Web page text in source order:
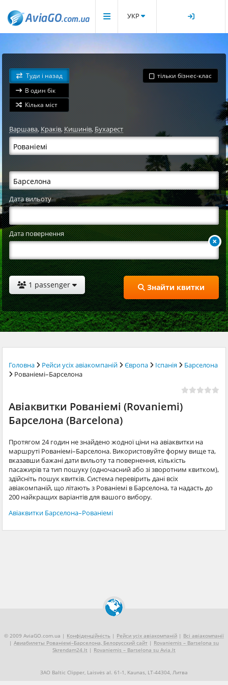
УКР
Туди і назад
В один бік
Кілька міст
тільки бізнес-клас
Варшава, Краків,Кишинів,Бухарест
Дата вильоту
Дата повернення
1 passenger Знайти квитки
Головна Рейси усіх авіакомпаній Європа Іспанія
Барселона
Рованіемі–Барселона
Авіаквитки Рованіемі (Rovaniemi)
Барселона (Barcelona)
Протягом 24 годин не знайдено жодної ціни на авіаквитки на
маршруті Рованіемі–Барселона. Використовуйте форму вище та,
вказавши бажані дати вильоту та повернення, кількість
пасажирів та тип пошуку (одночасний або зі зворотним квитком),
здійсніть пошук квитків. Система перевірить дані всіх
авіакомпаній, що літають з Рованіемі в Барселона, та надасть до
200 найкращих варіантів для вашого вибору.
Авіаквитки Барселона–Рованіемі
© 2009 AviaGO.com.ua | Конфіденційність | Рейси усіх авіакомпаній | Всі авіакомпанії
| Авиабилеты Рованіемі–Барселона, Белорусский сайт | Rovaniemis – Barselona su
Skrendam24.lt | Rovaniemis – Barselona su Avia.lt
ЗАО Baltic Clipper, Laisvės al. 61-1, Kaunas, LT-44304, Литва